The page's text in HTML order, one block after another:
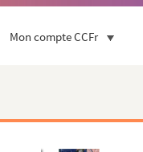
Mon compte CCFr